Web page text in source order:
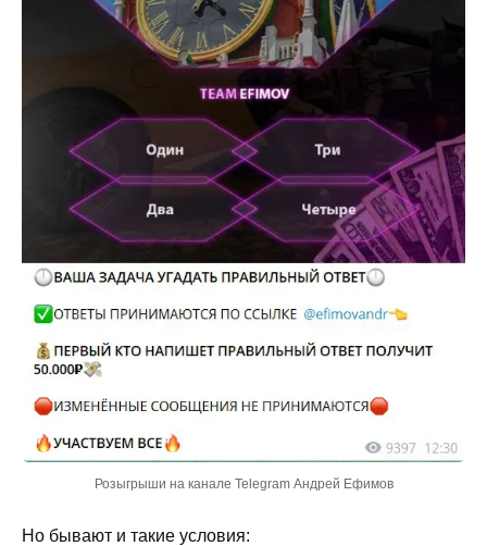
Розыгрыши на канале Telegram Андрей Ефимов
Но бывают и такие условия: